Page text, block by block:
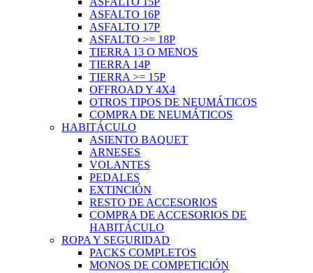
ASFALTO 16P
ASFALTO 17P
ASFALTO >= 18P
TIERRA 13 O MENOS
TIERRA 14P
TIERRA >= 15P
OFFROAD Y 4X4
OTROS TIPOS DE NEUMÁTICOS
COMPRA DE NEUMÁTICOS
HABITÁCULO
ASIENTO BAQUET
ARNESES
VOLANTES
PEDALES
EXTINCIÓN
RESTO DE ACCESORIOS
COMPRA DE ACCESORIOS DE
HABITÁCULO
ROPA Y SEGURIDAD
PACKS COMPLETOS
MONOS DE COMPETICIÓN